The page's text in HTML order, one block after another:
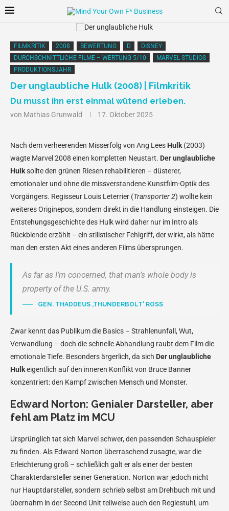
FILMKRITIK 2008 BEWERTUNG D
DISNEY
DURCHSCHNITTLICHE FILME – WERTUNG 5/10
MARVEL STUDIOS
PRODUKTIONSJAHR
Der unglaubliche Hulk (2008) | Filmkritik
Du musst ihn erst einmal wütend erleben.
von Mathias Grunwald 17. Oktober 2025
Nach dem verheerenden Misserfolg von Ang Lees Hulk (2003)
wagte Marvel 2008 einen kompletten Neustart. Der unglaubliche
Hulksollte den grünen Riesen rehabilitieren – düsterer,
emotionaler und ohne die missverstandene Kunstfilm-Optik des
Vorgängers. Regisseur Louis Leterrier (Transporter 2) wollte kein
weiteres Originepos, sondern direkt in die Handlung einsteigen. Die
Entstehungsgeschichte des Hulk wird daher nur im Intro als
Rückblende erzählt – ein stilistischer Fehlgriff, der wirkt, als hätte
man den ersten Akt eines anderen Films übersprungen.
As far as I’m concerned, that man’s whole body is
property of the U.S. army.
GEN. THADDEUS ‚THUNDERBOLT‘ ROSS
Zwar kennt das Publikum die Basics – Strahlenunfall, Wut,
Verwandlung – doch die schnelle Abhandlung raubt dem Film die
emotionale Tiefe. Besonders ärgerlich, da sich Der unglaubliche
Hulkeigentlich auf den inneren Konflikt von Bruce Banner
konzentriert: den Kampf zwischen Mensch und Monster.
Edward Norton: Genialer Darsteller, aber
fehl am Platz im MCU
Ursprünglich tat sich Marvel schwer, den passenden Schauspieler
zu finden. Als Edward Norton überraschend zusagte, war die
Erleichterung groß – schließlich galt er als einer der besten
Charakterdarsteller seiner Generation. Norton war jedoch nicht
nur Hauptdarsteller, sondern schrieb selbst am Drehbuch mit und
übernahm in der Second Unit teilweise auch den Regiestuhl, um